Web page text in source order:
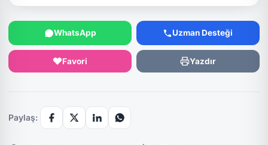
WhatsApp Uzman Desteği
Favori Yazdır
Paylaş: